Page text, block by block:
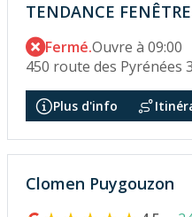
TENDANCE
Fermé.Ouvre à 09:00
450 route des Pyrénées
Plus d'info
Clomen Puygouzon